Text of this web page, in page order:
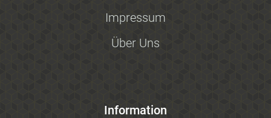
Impressum
Über Uns
Information